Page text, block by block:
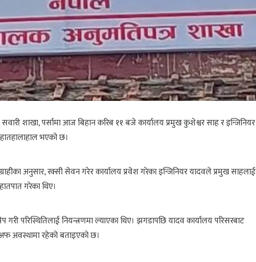
शाखा, पर्सामा आज बिहान करिब ११ बजे कार्यालय प्रमुख कुशेश्वर साह र इन्जिनियर
भएको छ।
अनुसार, रक्सी सेवन गरेर कार्यालय प्रवेश गरेका इन्जिनियर यादवले प्रमुख साहलाई
गरेका थिए।
परिस्थितिलाई नियन्त्रणमा ल्याएका थिए। झगडापछि यादव कार्यालय परिसरबाट
अवस्थामा रहेको बताइएको छ।